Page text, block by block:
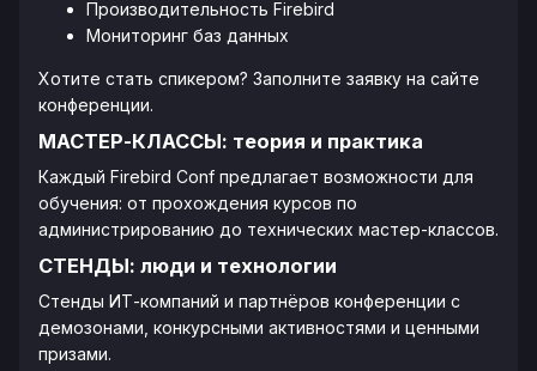
Производительность Firebird
Мониторинг баз данных
Хотите стать спикером? Заполните заявку на сайте
конференции.
МАСТЕР-КЛАССЫ: теория и практика
Каждый Firebird Conf предлагает возможности для
обучения: от прохождения курсов по
администрированию до технических мастер-классов.
СТЕНДЫ: люди и технологии
Стенды ИТ-компаний и партнёров конференции с
демозонами, конкурсными активностями и ценными
призами.